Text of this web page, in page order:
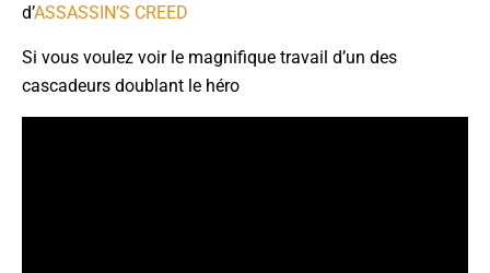
d’ASSASSIN’S CREED
Si vous voulez voir le magnifique travail d’un des
cascadeurs doublant le héro